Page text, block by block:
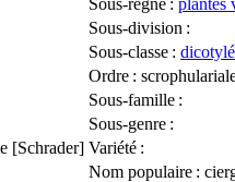
Sous-division :
Sous-classe :
Ordre :
Sous-famille :
Sous-genre :
[Schrader] Variété :
Nom populaire :